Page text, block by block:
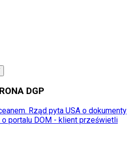
DGP
Rząd pyta USA o dokumenty
portalu DOM - klient prześwietli